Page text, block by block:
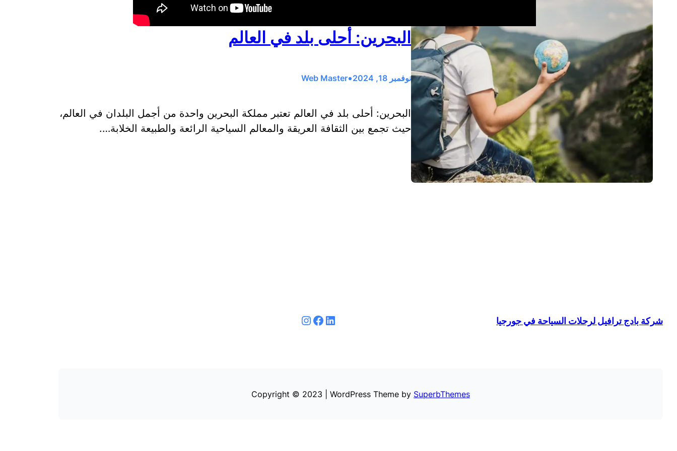
البحرين: أحلى بلد في العالم
نوفمبر 18, 2024 •
Web Master
البحرين: أحلى بلد في العالم تعتبر مملكة البحرين واحدة من أجمل البلدان في العالم،
حيث تجمع بين الثقافة العريقة والمعالم السياحية الرائعة والطبيعة الخلابة….
شركة بادج ترافيل لرحلات السياحة في جورجيا لينكد إن فيسبوك إنستجرام
Copyright © 2023 | WordPress Theme by SuperbThemes